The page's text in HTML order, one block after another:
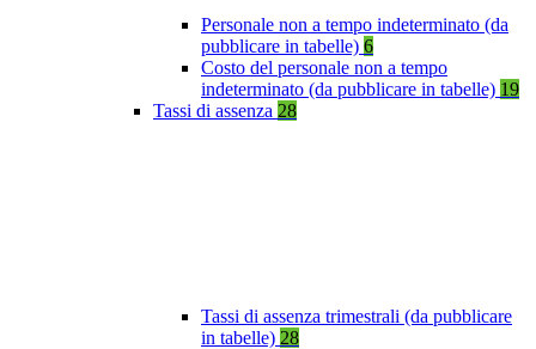
Personale non a tempo indeterminato (da
pubblicare in tabelle) 6
Costo del personale non a tempo
indeterminato (da pubblicare in tabelle) 19
Tassi di assenza 28
Tassi di assenza trimestrali (da pubblicare
in tabelle) 28